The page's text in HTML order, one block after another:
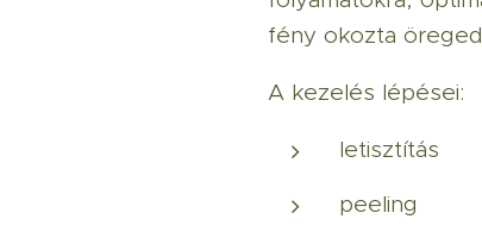
fény okozta
A kezelés lépései:
letisztítás
peeling